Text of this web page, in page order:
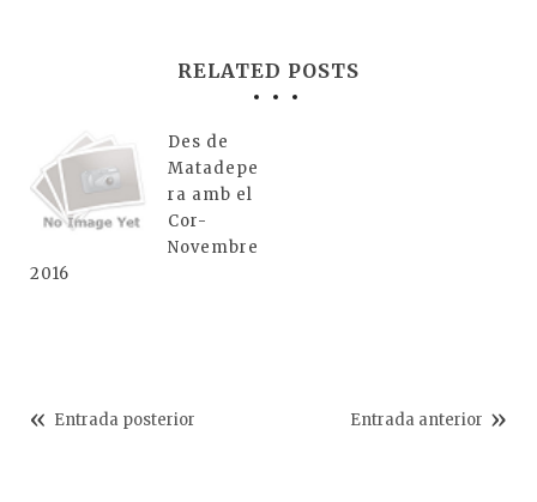
RELATED POSTS
Des de
Matadepe
ra amb el
Cor-
Novembre
2016
Entrada posterior Entrada anterior